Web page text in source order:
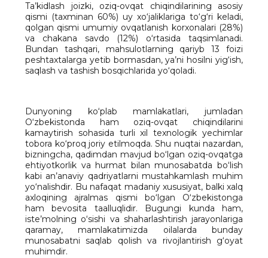
Ta’kidlash joizki, oziq-ovqat chiqindilarining asosiy
qismi (taxminan 60%) uy xo‘jaliklariga to‘g‘ri keladi,
qolgan qismi umumiy ovqatlanish korxonalari (28%)
va chakana savdo (12%) o‘rtasida taqsimlanadi.
Bundan tashqari, mahsulotlarning qariyb 13 foizi
peshtaxtalarga yetib bormasdan, ya’ni hosilni yig‘ish,
saqlash va tashish bosqichlarida yo‘qoladi.
Dunyoning ko‘plab mamlakatlari, jumladan
O‘zbekistonda ham oziq-ovqat chiqindilarini
kamaytirish sohasida turli xil texnologik yechimlar
tobora ko‘proq joriy etilmoqda. Shu nuqtai nazardan,
bizningcha, qadimdan mavjud bo‘lgan oziq-ovqatga
ehtiyotkorlik va hurmat bilan munosabatda bo‘lish
kabi an’anaviy qadriyatlarni mustahkamlash muhim
yo‘nalishdir. Bu nafaqat madaniy xususiyat, balki xalq
axloqining ajralmas qismi bo‘lgan O‘zbekistonga
ham bevosita taalluqlidir. Bugungi kunda ham,
iste’molning o‘sishi va shaharlashtirish jarayonlariga
qaramay, mamlakatimizda oilalarda bunday
munosabatni saqlab qolish va rivojlantirish g‘oyat
muhimdir.